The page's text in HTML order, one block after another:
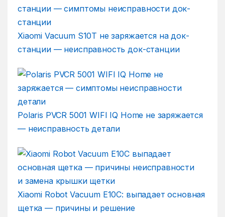
Xiaomi Vacuum S10T не заряжается на док-
станции — неисправность док-станции
Polaris PVCR 5001 WIFI IQ Home не заряжается
— неисправность детали
Xiaomi Robot Vacuum E10C: выпадает основная
щетка — причины и решение